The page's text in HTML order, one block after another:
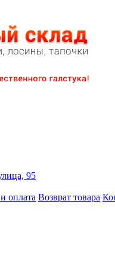
95
оплата Возврат товара